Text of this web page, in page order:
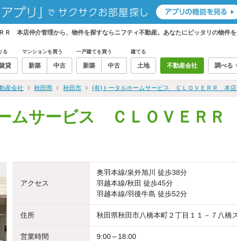
本店仲介管理から、物件を探すならニフティ不動産。あなたにピッタリの物件を
る
貸
マンションを買う
新築 中古
一戸建てを買う
新築 中古
建てる
土地 不動産会社 調べる
産会社 秋田県 秋田市 (有)トータルホームサービス ＣＬＯＶＥＲＲ 本店
ムサービス ＣＬＯＶＥＲＲ
アクセス
奥羽本線/泉外旭川 徒歩38分
羽越本線/秋田 徒歩45分
羽越本線/羽後牛島 徒歩52分
住所 秋田県秋田市八橋本町２丁目１１－７八
営業時間 9:00～18:00